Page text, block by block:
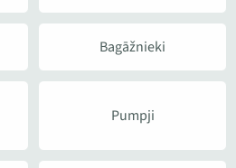
Bagāžnieki
Pumpji